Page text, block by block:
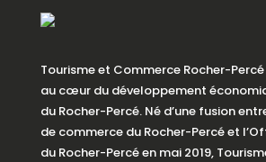
Tourisme et Commerce Rocher-
au cœur du développement
du Rocher-Percé. Né d’une fusion
de commerce du Rocher-Percé et
du Rocher-Percé en mai 2019,